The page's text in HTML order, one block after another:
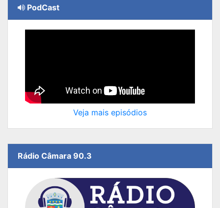
PodCast
Veja mais episódios
Rádio Câmara 90.3